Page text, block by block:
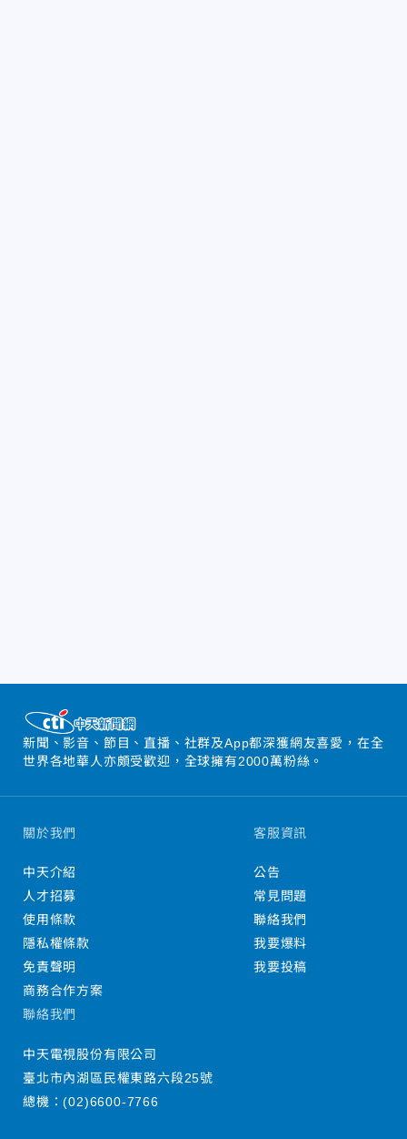
新聞、影音、節目、直播、社群及App都深獲網友喜愛，在全
世界各地華人亦頗受歡迎，全球擁有2000萬粉絲。
關於我們
中天介紹
人才招募
使用條款
隱私權條款
免責聲明
商務合作方案
客服資訊
公告
常見問題
聯絡我們
我要爆料
我要投稿
聯絡我們
中天電視股份有限公司
臺北市內湖區民權東路六段25號
總機：(02)6600-7766